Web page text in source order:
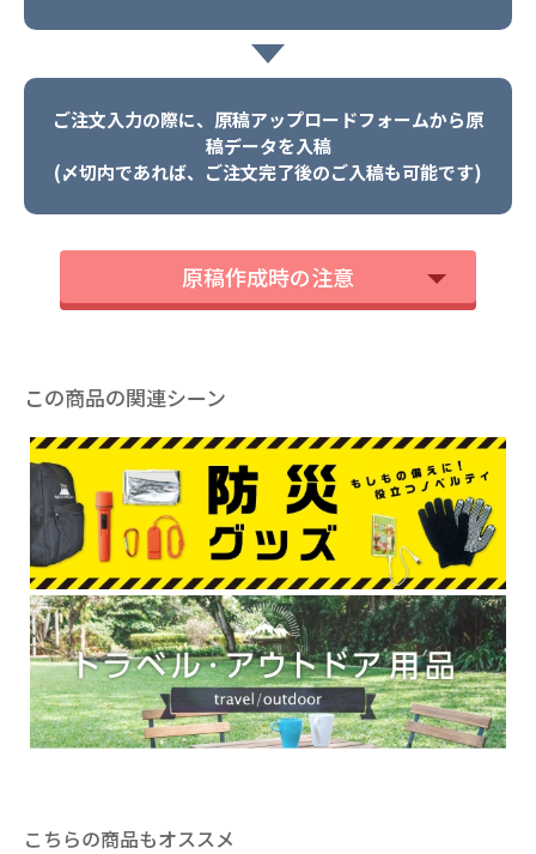
ご注文入力の際に、原稿アップロードフォームから原
稿データを入稿
(〆切内であれば、ご注文完了後のご入稿も可能です)
原稿作成時の注意
この商品の関連シーン
こちらの商品もオススメ